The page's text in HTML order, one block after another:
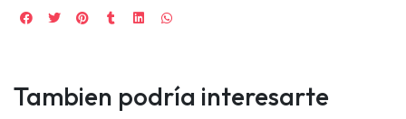
Tambien podría interesarte